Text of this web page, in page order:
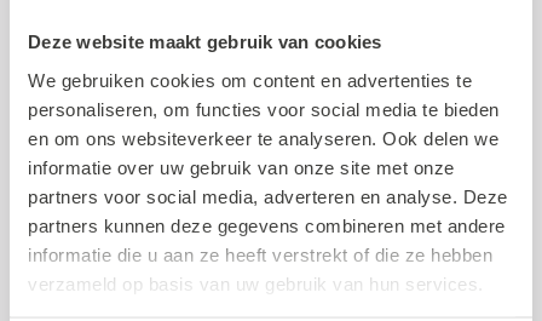
Deze website maakt gebruik van cookies
We gebruiken cookies om content en advertenties te
personaliseren, om functies voor social media te bieden
en om ons websiteverkeer te analyseren. Ook delen we
informatie over uw gebruik van onze site met onze
partners voor social media, adverteren en analyse. Deze
partners kunnen deze gegevens combineren met andere
informatie die u aan ze heeft verstrekt of die ze hebben
verzameld op basis van uw gebruik van hun services.
te plaatsen op websites van derden, die voor u
interessant kunnen zijn. Als u bijvoorbeeld op onze
website een voorstelling bekijkt, kan het gebeuren dat u
op een andere website die u bezoekt, advertenties voor
dezelfde of soortgelijke voorstellingen te zien krijgt. In
dit verband wijzen wij er ook op dat wij gebruik van een
analyse tool van Facebook, Facebook Pixel, om
websitebezoekers die gebruikmaken van Facebook
gepersonaliseerde advertenties te laten zien. Wij vragen
uw toestemming voor het gebruik van deze marketing
cookies op onze website.